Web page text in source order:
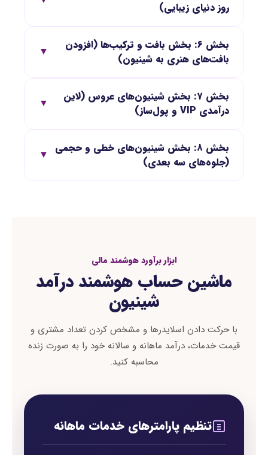
روز دنیای زیبایی)
بخش ۶: بخش بافت و ترکیب‌ها (افزودن
بافت‌های هنری به شینیون)
▼
بخش ۷: بخش شینیون‌های عروس (لاین
درآمدی VIP و پول‌ساز)
▼
بخش ۸: بخش شینیون‌های خطی و حجمی
(جلوه‌های سه بعدی)
▼
ابزار برآورد هوشمند مالی
ماشین حساب هوشمند درآمد
شینیون
با حرکت دادن اسلایدرها و مشخص کردن تعداد مشتری و
قیمت خدمات، درآمد ماهانه و سالانه خود را به صورت زنده
محاسبه کنید.
تنظیم پارامترهای خدمات ماهانه